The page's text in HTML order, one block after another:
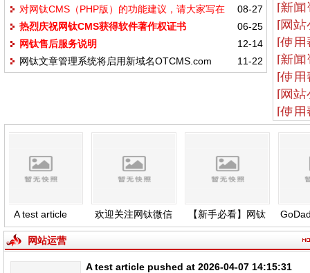
08-27
对网钛CMS（PHP版）的功能建议，请大家写在
这里
06-25
热烈庆祝网钛CMS获得软件著作权证书
12-14
网钛售后服务说明
11-22
网钛文章管理系统将启用新域名OTCMS.com
[新
[网
[使
[新
[使
[网
[使
A test article
at 2026-
07 14:15:31
欢迎关注网钛微信
公众号，功能更新
【新手必看】网钛
CMS建站教程
中
网站运营
A test article pushed at 2026-04-07 14:15:31